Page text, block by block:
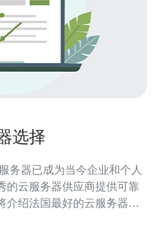
选择
的云服务器供应商提供可靠
介绍法国最好的云服务器选
、虚拟私有服务器（VP